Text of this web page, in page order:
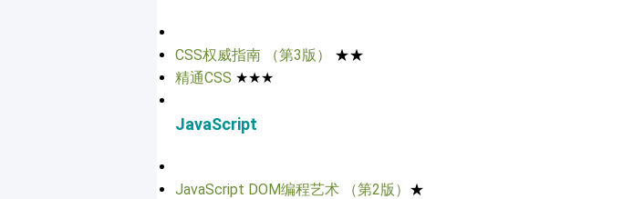
CSS权威指南 （第3版）
★★
精通CSS ★★★
JavaScript
JavaScript DOM编程艺术 （第2版） ★